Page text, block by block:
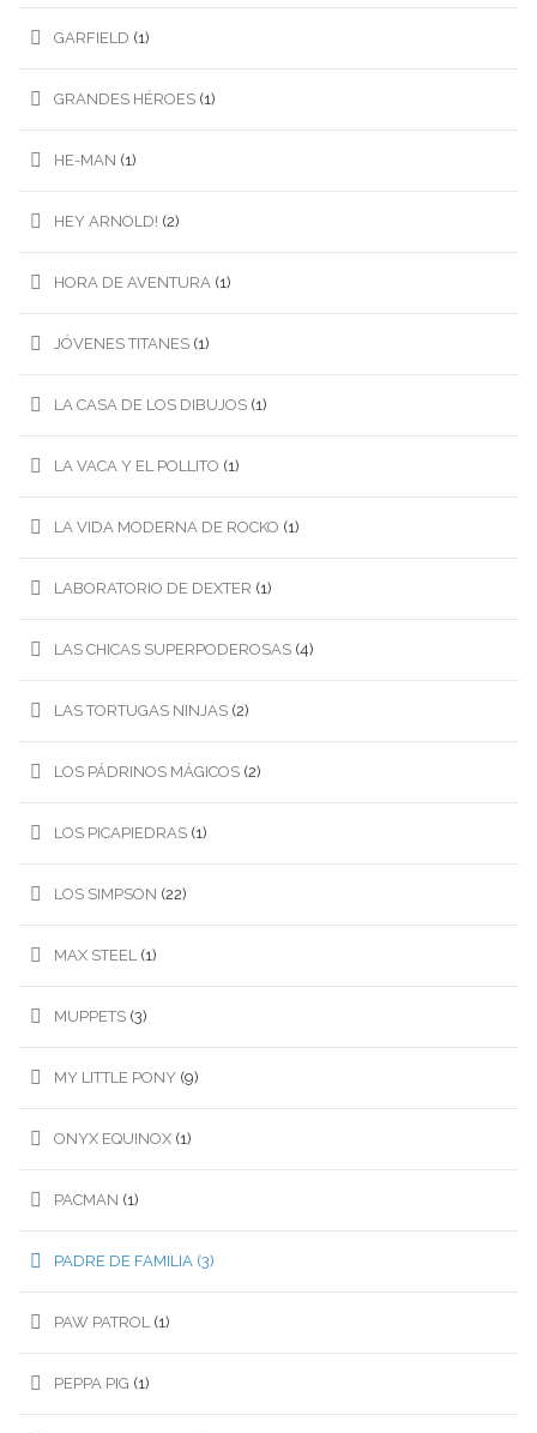
GARFIELD (1)
GRANDES HÉROES (1)
HE-MAN (1)
HEY ARNOLD! (2)
HORA DE AVENTURA (1)
JÓVENES TITANES (1)
LA CASA DE LOS DIBUJOS (1)
LA VACA Y EL POLLITO (1)
LA VIDA MODERNA DE ROCKO (1)
LABORATORIO DE DEXTER (1)
LAS CHICAS SUPERPODEROSAS (4)
LAS TORTUGAS NINJAS (2)
LOS PÁDRINOS MÁGICOS (2)
LOS PICAPIEDRAS (1)
LOS SIMPSON (22)
MAX STEEL (1)
MUPPETS (3)
MY LITTLE PONY (9)
ONYX EQUINOX (1)
PACMAN (1)
PADRE DE FAMILIA (3)
PAW PATROL (1)
PEPPA PIG (1)